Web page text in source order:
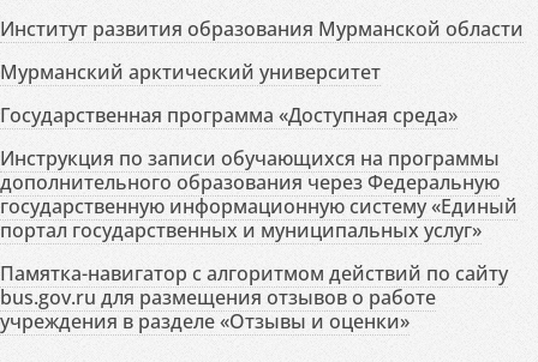
Институт развития образования Мурманской области
Мурманский арктический университет
Государственная программа «Доступная среда»
Инструкция по записи обучающихся на программы
дополнительного образования через Федеральную
государственную информационную систему «Единый
портал государственных и муниципальных услуг»
Памятка-навигатор с алгоритмом действий по сайту
bus.gov.ru для размещения отзывов о работе
учреждения в разделе «Отзывы и оценки»